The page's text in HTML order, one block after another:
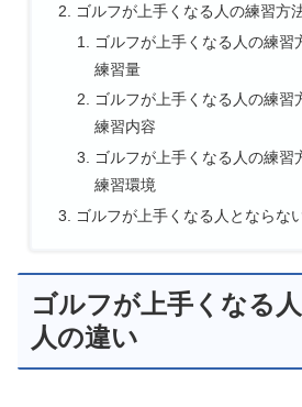
ゴルフが上手くなる人の練習方
ゴルフが上手くなる人の練習
練習量
ゴルフが上手くなる人の練習
練習内容
ゴルフが上手くなる人の練習
練習環境
ゴルフが上手くなる人とならな
ゴルフが上手くなる
人の違い